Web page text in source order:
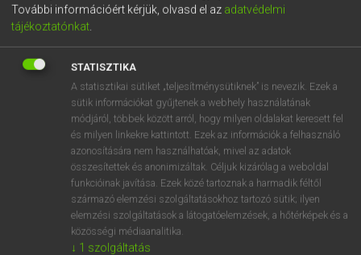
OOOOPS!
További információért kérjük, olvasd el az adatvédelmi
tájékoztatónkat
STATISZTIKA
A statisztikai sütiket „teljesítménysütiknek” is nevezik. Ezek a
sütik információkat gyűjtenek a webhely használatának
módjáról, többek között arról, hogy milyen oldalakat keresett fel
és milyen linkekre kattintott. Ezek az információk a felhasználó
azonosítására nem használhatóak, mivel az adatok
összesítettek és anonimizáltak. Céljuk kizárólag a weboldal
funkcióinak javítása. Ezek közé tartoznak a harmadik féltől
származó elemzési szolgáltatásokhoz tartozó sütik; ilyen
elemzési szolgáltatások a látogatóelemzések, a hőtérképek és a
közösségi médiaanalitika.
↓ 1 szolgáltatás